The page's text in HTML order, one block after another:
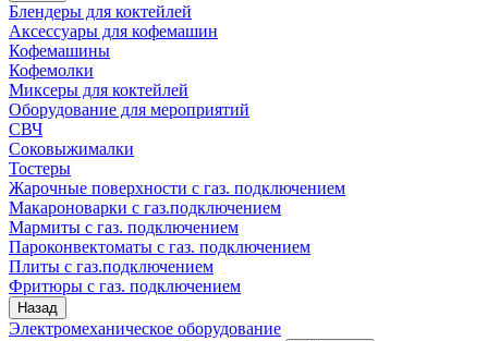
Блендеры для коктейлей
Аксессуары для кофемашин
Кофемашины
Кофемолки
Миксеры для коктейлей
Оборудование для мероприятий
СВЧ
Соковыжималки
Тостеры
Жарочные поверхности с газ. подключением
Макароноварки с газ.подключением
Мармиты с газ. подключением
Пароконвектоматы с газ. подключением
Плиты с газ.подключением
Фритюры с газ. подключением
Назад
Электромеханическое оборудование